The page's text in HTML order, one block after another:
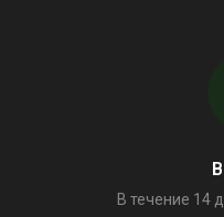
В течение 14